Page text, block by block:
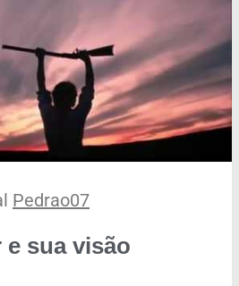
Pedrao07
sua visão